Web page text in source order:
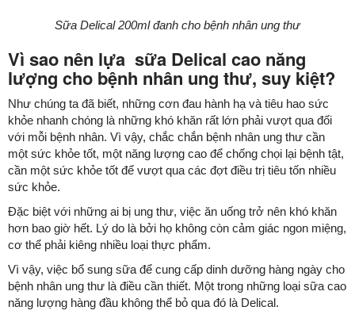
Sữa Delical 200ml đanh cho bệnh nhân ung thư
Vì sao nên lựa sữa Delical cao năng
lượng cho bệnh nhân ung thư, suy kiệt?
Như chúng ta đã biết, những cơn đau hành hạ và tiêu hao sức
khỏe nhanh chóng là những khó khăn rất lớn phải vượt qua đối
với mỗi bệnh nhân. Vì vậy, chắc chắn bệnh nhân ung thư cần
một sức khỏe tốt, một năng lượng cao để chống chọi lại bệnh tật,
cần một sức khỏe tốt để vượt qua các đợt điều trị tiêu tốn nhiều
sức khỏe.
Đặc biệt với những ai bị ung thư, việc ăn uống trở nên khó khăn
hơn bao giờ hết. Lý do là bởi họ không còn cảm giác ngon miệng,
cơ thể phải kiêng nhiều loại thực phẩm.
Vì vậy, việc bổ sung sữa để cung cấp dinh dưỡng hàng ngày cho
bệnh nhân ung thư là điều cần thiết. Một trong những loại sữa cao
năng lượng hàng đầu không thể bỏ qua đó là Delical.